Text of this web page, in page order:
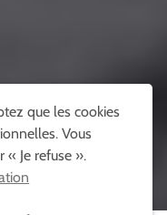
que les cookies
Vous
« Je refuse ».